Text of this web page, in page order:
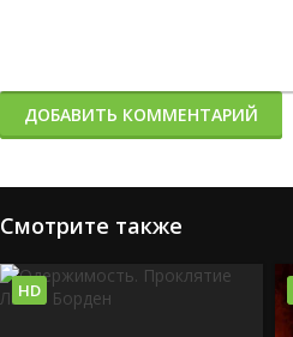
ДОБАВИТЬ КОММЕНТАРИЙ
Смотрите также
HD